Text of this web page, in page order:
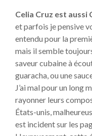
Celia Cruz est aussi
et parfois je pensive
entendu pour la
mais il semble
saveur cubaine à
guaracha, ou une
J’ai mal pour un long
rayonner leurs
États-unis,
est incident sur les